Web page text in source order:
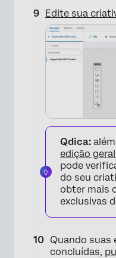
Edite sua
Qdica:
edição
pode
do seu
obter mais
exclusivas
Quando suas
concluídas,